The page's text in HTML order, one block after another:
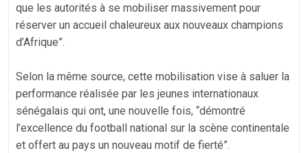
que les autorités à se mobiliser massivement pour
réserver un accueil chaleureux aux nouveaux champions
d’Afrique”.
‎Selon la même source, cette mobilisation vise à saluer la
performance réalisée par les jeunes internationaux
sénégalais qui ont, une nouvelle fois, “démontré
l’excellence du football national sur la scène continentale
et offert au pays un nouveau motif de fierté”.